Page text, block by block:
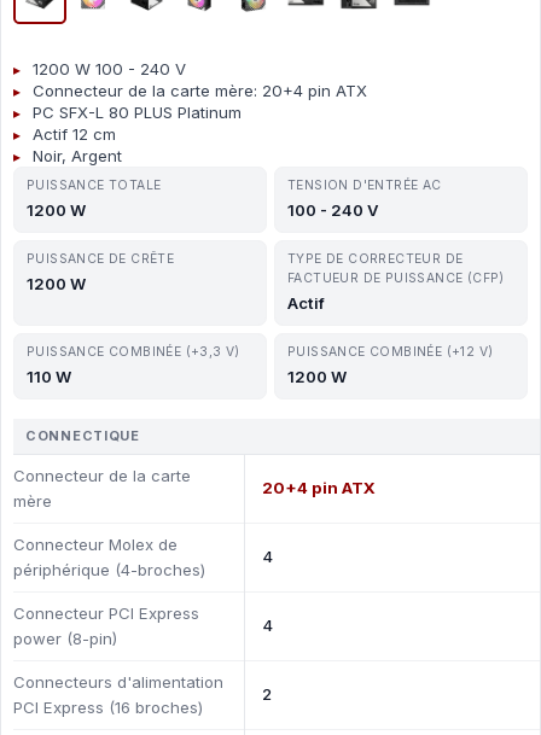
1200 W 100 - 240 V
Connecteur de la carte mère: 20+4 pin ATX
PC SFX-L 80 PLUS Platinum
Actif 12 cm
Noir, Argent
PUISSANCE TOTALE
1200 W
TENSION D'ENTRÉE AC
100 - 240 V
PUISSANCE DE CRÊTE
1200 W
TYPE DE CORRECTEUR DE
FACTUEUR DE PUISSANCE (CFP)
Actif
PUISSANCE COMBINÉE (+3,3 V)
110 W
PUISSANCE COMBINÉE (+12 V)
1200 W
CONNECTIQUE
Connecteur de la carte
mère
20+4 pin ATX
Connecteur Molex de
périphérique (4-broches)
4
Connecteur PCI Express
power (8-pin)
4
Connecteurs d'alimentation
PCI Express (16 broches)
2